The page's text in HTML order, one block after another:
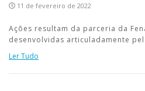
11 de fevereiro de 2022
Ações resultam da parceria da
desenvolvidas articuladamente
Ler Tudo